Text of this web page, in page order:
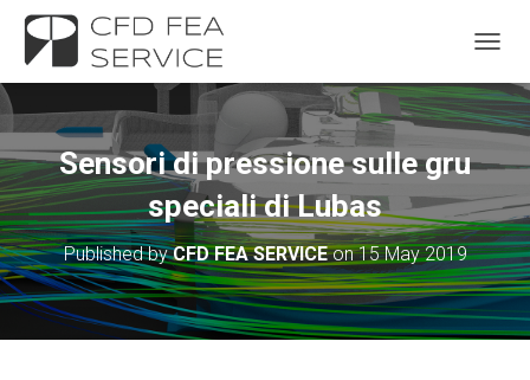
Sensori di pressione sulle gru
speciali di Lubas
Published byCFD FEA SERVICEon15 May 2019